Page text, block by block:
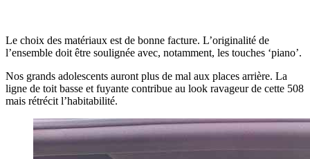
Le choix des matériaux est de bonne facture. L’originalité de
l’ensemble doit être soulignée avec, notamment, les touches ‘piano’.
Nos grands adolescents auront plus de mal aux places arrière. La
ligne de toit basse et fuyante contribue au look ravageur de cette 508
mais rétrécit l’habitabilité.